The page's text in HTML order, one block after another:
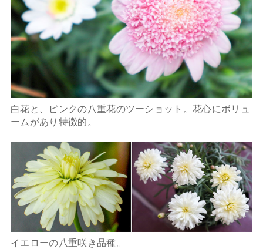
白花と、ピンクの八重花のツーショット。花心にボリュ
ームがあり特徴的。
イエローの八重咲き品種。